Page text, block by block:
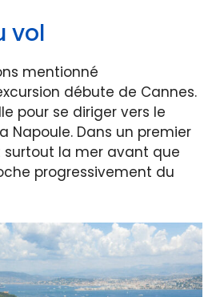
vol
mentionné
débute de Cannes.
pour se diriger vers le
Napoule. Dans un premier
surtout la mer avant que
progressivement du